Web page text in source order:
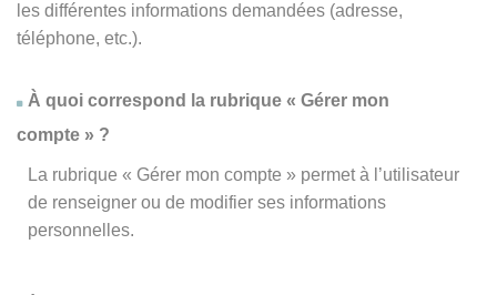
les différentes informations demandées (adresse,
téléphone, etc.).
À quoi correspond la rubrique « Gérer mon
compte » ?
La rubrique « Gérer mon compte » permet à l’utilisateur
de renseigner ou de modifier ses informations
personnelles.